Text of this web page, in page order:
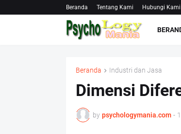
Beranda Tentang Kami Hubungi Kami
Beranda Industri dan Jasa
Dimensi
by psychologymania.com -